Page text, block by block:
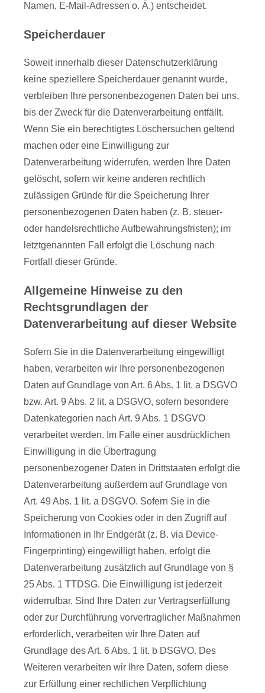
Namen, E-Mail-Adressen o. Ä.) entscheidet.
Speicherdauer
Soweit innerhalb dieser Datenschutzerklärung
keine speziellere Speicherdauer genannt wurde,
verbleiben Ihre personenbezogenen Daten bei uns,
bis der Zweck für die Datenverarbeitung entfällt.
Wenn Sie ein berechtigtes Löschersuchen geltend
machen oder eine Einwilligung zur
Datenverarbeitung widerrufen, werden Ihre Daten
gelöscht, sofern wir keine anderen rechtlich
zulässigen Gründe für die Speicherung Ihrer
personenbezogenen Daten haben (z. B. steuer-
oder handelsrechtliche Aufbewahrungsfristen); im
letztgenannten Fall erfolgt die Löschung nach
Fortfall dieser Gründe.
Allgemeine Hinweise zu den
Rechtsgrundlagen der
Datenverarbeitung auf dieser Website
Sofern Sie in die Datenverarbeitung eingewilligt
haben, verarbeiten wir Ihre personenbezogenen
Daten auf Grundlage von Art. 6 Abs. 1 lit. a DSGVO
bzw. Art. 9 Abs. 2 lit. a DSGVO, sofern besondere
Datenkategorien nach Art. 9 Abs. 1 DSGVO
verarbeitet werden. Im Falle einer ausdrücklichen
Einwilligung in die Übertragung
personenbezogener Daten in Drittstaaten erfolgt die
Datenverarbeitung außerdem auf Grundlage von
Art. 49 Abs. 1 lit. a DSGVO. Sofern Sie in die
Speicherung von Cookies oder in den Zugriff auf
Informationen in Ihr Endgerät (z. B. via Device-
Fingerprinting) eingewilligt haben, erfolgt die
Datenverarbeitung zusätzlich auf Grundlage von §
25 Abs. 1 TTDSG. Die Einwilligung ist jederzeit
widerrufbar. Sind Ihre Daten zur Vertragserfüllung
oder zur Durchführung vorvertraglicher Maßnahmen
erforderlich, verarbeiten wir Ihre Daten auf
Grundlage des Art. 6 Abs. 1 lit. b DSGVO. Des
Weiteren verarbeiten wir Ihre Daten, sofern diese
zur Erfüllung einer rechtlichen Verpflichtung